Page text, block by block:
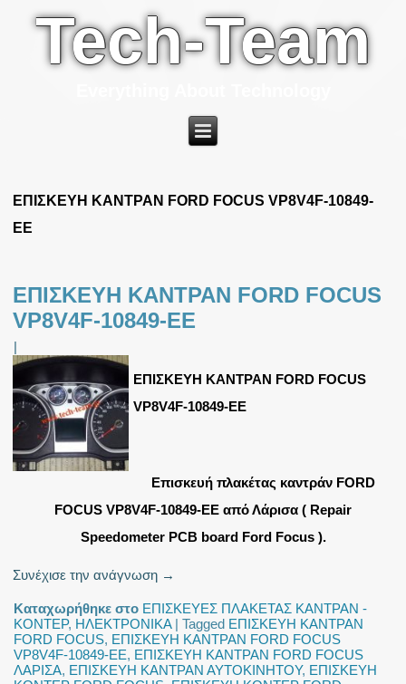
Tech-Team
ΕΠΙΣΚΕΥΗ ΚΑΝΤΡΑΝ FORD FOCUS VP8V4F-10849-
EE
ΕΠΙΣΚΕΥΗ ΚΑΝΤΡΑΝ FORD FOCUS
VP8V4F-10849-EE
|
ΕΠΙΣΚΕΥΗ ΚΑΝΤΡΑΝ FORD FOCUS
VP8V4F-10849-EE
Επισκευή πλακέτας καντράν FORD
FOCUS VP8V4F-10849-EE από Λάρισα ( Repair
Speedometer PCB board Ford Focus ).
Συνέχισε την ανάγνωση →
Καταχωρήθηκε στο ΕΠΙΣΚΕΥΕΣ ΠΛΑΚΕΤΑΣ ΚΑΝΤΡΑΝ -
ΚΟΝΤΕΡ, ΗΛΕΚΤΡΟΝΙΚΑ|Tagged ΕΠΙΣΚΕΥΗ ΚΑΝΤΡΑΝ
FORD FOCUS, ΕΠΙΣΚΕΥΗ ΚΑΝΤΡΑΝ FORD FOCUS
VP8V4F-10849-EE, ΕΠΙΣΚΕΥΗ ΚΑΝΤΡΑΝ FORD FOCUS
ΛΑΡΙΣΑ, ΕΠΙΣΚΕΥΗ ΚΑΝΤΡΑΝ ΑΥΤΟΚΙΝΗΤΟΥ, ΕΠΙΣΚΕΥΗ